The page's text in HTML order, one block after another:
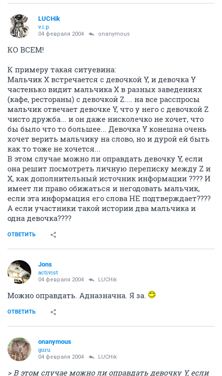
LUCHik
v.i.p.
04 февраля 2004 onanymous
КО ВСЕМ!
К примеру такая ситуевина:
Мальчик X встречается с девочкой Y, и девочка Y
частенько видит мальчика X в разных заведениях
(кафе, рестораны) с девочкой Z.... на все расспросы
мальчик отвечает девочке Y, что у него с девочкой Z
чисто дружба... и он даже нисколечко не хочет, что
бы было что то большее... Девочка Y конешна очень
хочет верить мальчику на слово, но и дурой ей быть
как то тоже не хочется...
В этом случае можно ли оправдать девочку Y, если
она решит посмотреть личную переписку между Z и
X, как дополнительный источник информации ???? И
имеет ли право обижаться и негодовать мальчик,
если эта информация его слова НЕ подтверждает????
А если участники такой истории два мальчика и
одна девочка????
ОТВЕТИТЬ
Jons
activist
04 февраля 2004 LUCHik
Можно оправдать. Адназначна. Я за.
ОТВЕТИТЬ
onanymous
guru
04 февраля 2004 LUCHik
> В этом случае можно ли оправдать девочку Y, если